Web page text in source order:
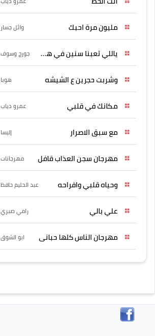
مليون مرة احبك وائل جسار
ياللي تعبنا سنين في هواه جورج وسوف
وشربت حجرين ع الشيشه هوبا
مكانك في قلبي عمرو دياب
مع سبق الاصرار إليسا
مهرجان سجن العذاب قافل مهرجانات
وحياه قلبي وافراحه عبد الحليم حافظ
علي بالي رامي صبري
مهرجان الناس كلها حبانى ابو الشوق